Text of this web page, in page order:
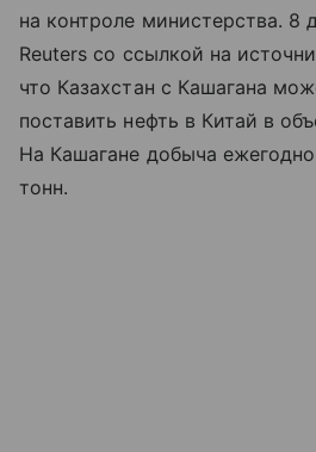
на контроле министерства. 8
Reuters со ссылкой на
что Казахстан с Кашагана
поставить нефть в Китай в
На Кашагане добыча
тонн.